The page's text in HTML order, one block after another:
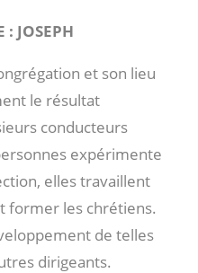
JOSEPH
et son lieu
le résultat
conducteurs
expérimente
elles travaillent
former les chrétiens.
de telles
dirigeants.